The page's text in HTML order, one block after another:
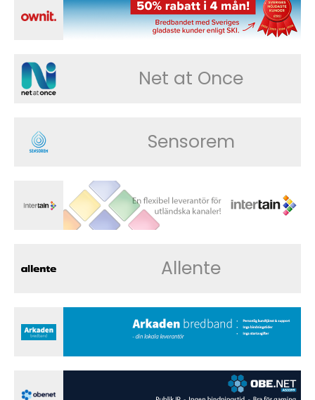
Net at Once
Sensorem
Allente